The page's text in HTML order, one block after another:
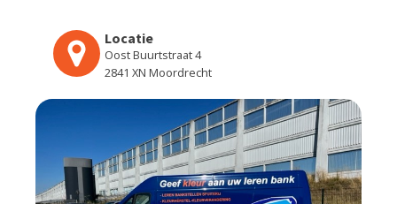
Locatie
Oost Buurtstraat 4
2841 XN Moordrecht